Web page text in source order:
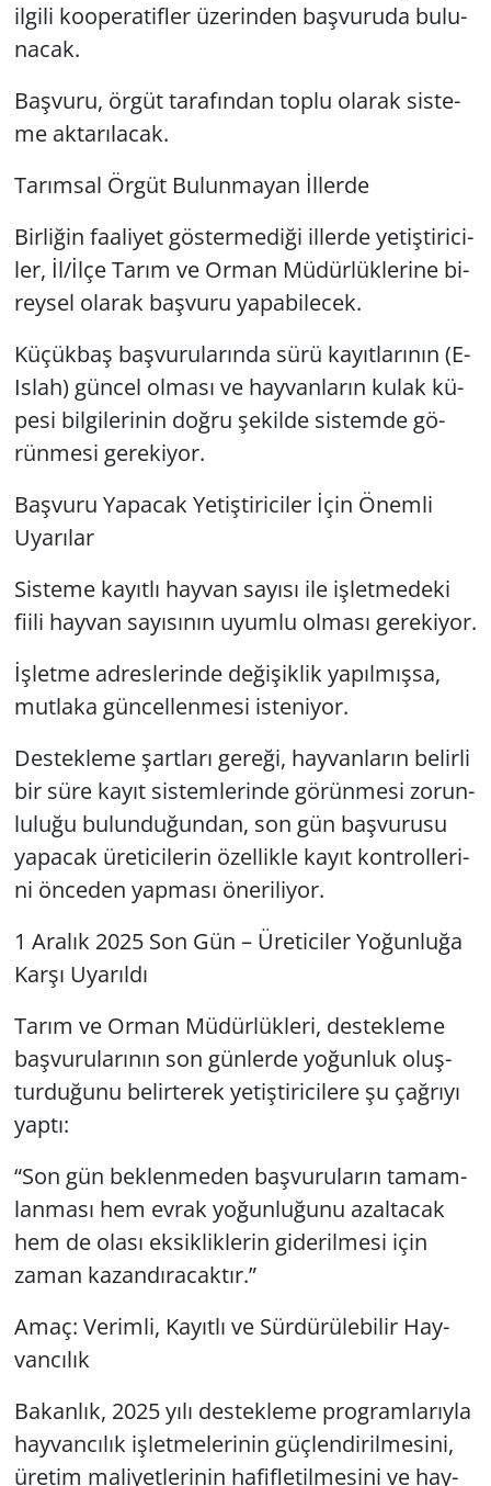
il­gi­li ko­ope­ra­tif­ler üze­rin­den baş­vu­ru­da bu­lu­
na­cak.
Baş­vu­ru, örgüt ta­ra­fın­dan toplu ola­rak sis­te­
me ak­ta­rı­la­cak.
Ta­rım­sal Örgüt Bu­lun­ma­yan İller­de
Bir­li­ğin fa­ali­yet gös­ter­me­di­ği il­ler­de ye­tiş­ti­ri­ci­
ler, İl/İlçe Tarım ve Orman Mü­dür­lük­le­ri­ne bi­
rey­sel ola­rak baş­vu­ru ya­pa­bi­lecek.
Kü­çük­baş baş­vu­ru­la­rın­da sürü ka­yıt­la­rı­nın (E-
Is­lah) gün­cel ol­ma­sı ve hay­van­la­rın kulak kü­
pe­si bil­gi­le­ri­nin doğru şe­kil­de sis­tem­de gö­
rün­me­si ge­re­ki­yor.
Baş­vu­ru Ya­pa­cak Ye­tiş­ti­ri­ci­ler İçin Önem­li
Uya­rı­lar
Sis­te­me ka­yıt­lı hay­van sa­yı­sı ile iş­let­me­de­ki
fiili hay­van sa­yı­sı­nın uyum­lu ol­ma­sı ge­re­ki­yor.
İşlet­me ad­res­le­rin­de de­ği­şik­lik ya­pıl­mış­sa,
mut­la­ka gün­cel­len­me­si is­te­ni­yor.
Des­tek­le­me şart­la­rı ge­re­ği, hay­van­la­rın be­lir­li
bir süre kayıt sis­tem­le­rin­de gö­rün­me­si zo­run­
lu­lu­ğu bu­lun­du­ğun­dan, son gün baş­vu­ru­su
ya­pa­cak üre­ti­ci­le­rin özel­lik­le kayıt kont­rol­le­ri­
ni ön­ce­den yap­ma­sı öne­ri­li­yor.
1 Ara­lık 2025 Son Gün – Üre­ti­ci­ler Yo­ğun­lu­ğa
Karşı Uya­rıl­dı
Tarım ve Orman Mü­dür­lük­le­ri, des­tek­le­me
baş­vu­ru­la­rı­nın son gün­ler­de yo­ğun­luk oluş­
tur­du­ğu­nu be­lir­te­rek ye­tiş­ti­ri­ci­le­re şu çağ­rı­yı
yaptı:
“Son gün bek­len­me­den baş­vu­ru­la­rın ta­mam­
lan­ma­sı hem evrak yo­ğun­lu­ğu­nu azal­ta­cak
hem de olası ek­sik­lik­le­rin gi­de­ril­me­si için
zaman ka­zan­dı­ra­cak­tır.”
Amaç: Ve­rim­li, Ka­yıt­lı ve Sür­dü­rü­le­bi­lir Hay­
van­cı­lık
Ba­kan­lık, 2025 yılı des­tek­le­me prog­ram­la­rıy­la
hay­van­cı­lık iş­let­me­le­ri­nin güç­len­di­ril­me­si­ni,
üre­tim ma­li­yet­le­ri­nin ha­fif­le­til­me­si­ni ve hay­